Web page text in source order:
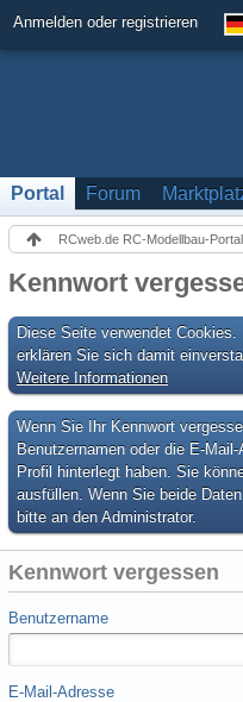
Anmelden oder registrieren
Portal Forum
RCweb.de RC-Modellbau-Portal
Kennwort
Diese Seite verwendet
erklären Sie sich damit
Weitere Informationen
Wenn Sie Ihr Kennwort
Benutzernamen oder die E-
Profil hinterlegt haben. Sie
ausfüllen. Wenn Sie beide
bitte an den Administrator.
Kennwort vergessen
Benutzername
E-Mail-Adresse